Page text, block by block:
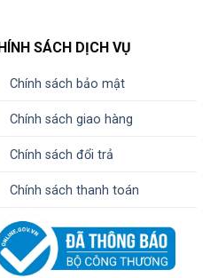
SÁCH DỊCH VỤ
Chính sách bảo mật
Chính sách giao hàng
Chính sách đổi trả
Chính sách thanh toán